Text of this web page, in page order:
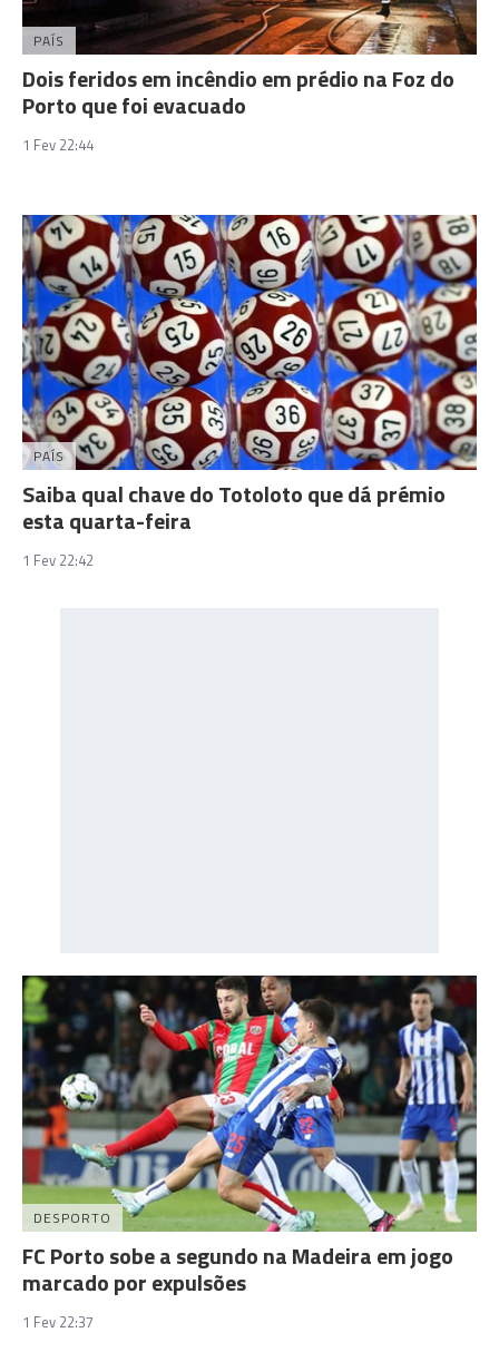
PAÍS
Dois feridos em incêndio em prédio na Foz do
Porto que foi evacuado
1 Fev 22:44
PAÍS
Saiba qual chave do Totoloto que dá prémio
esta quarta-feira
1 Fev 22:42
DESPORTO
FC Porto sobe a segundo na Madeira em jogo
marcado por expulsões
1 Fev 22:37